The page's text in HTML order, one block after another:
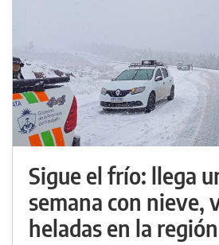
Sigue el frío: llega
semana con nieve,
heladas en la región